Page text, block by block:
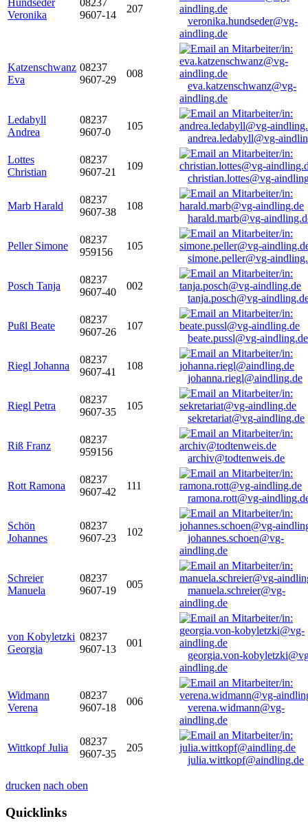
Hundseder
Veronika
08237
9607-14
207
veronika.hundseder@vg-
aindling.de
Katzenschwanz
Eva
08237
9607-29
008
eva.katzenschwanz@vg-
aindling.de
Ledabyll
Andrea
08237
9607-0
105
andrea.ledabyll@vg-
Lottes
Christian
08237
9607-21
109
christian.lottes@vg-
Marb Harald
08237
9607-38
108
harald.marb@vg-
Peller Simone
08237
959156
105
simone.peller@vg-
Posch Tanja
08237
9607-40
002
tanja.posch@vg-
Pußl Beate
08237
9607-26
107
beate.pussl@vg-aindling.de
Riegl Johanna
08237
9607-41
108
johanna.riegl@aindling.de
Riegl Petra
08237
9607-35
105
sekretariat@vg-aindling.de
Riß Franz
08237
959156
archiv@todtenweis.de
Rott Ramona
08237
9607-42
111
ramona.rott@vg-
Schön
Johannes
08237
9607-23
102
johannes.schoen@vg-
aindling.de
Schreier
Manuela
08237
9607-19
005
manuela.schreier@vg-
aindling.de
von Kobyletzki
Georgia
08237
9607-13
001
georgia.von-
aindling.de
Widmann
Verena
08237
9607-18
006
verena.widmann@vg-
aindling.de
Wittkopf Julia
08237
9607-35
205
julia.wittkopf@aindling.de
drucken nach oben
Quicklinks